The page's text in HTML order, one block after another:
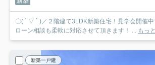
〇( ´ ▽ ` )／２階建て3LDK新築住宅！見学会開催
もっ
新築一戸建